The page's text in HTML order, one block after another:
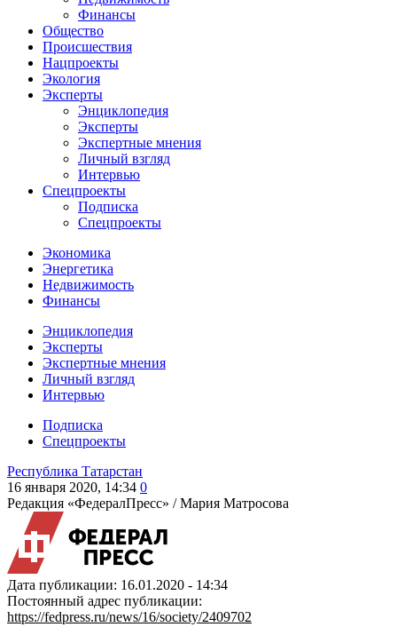
Финансы
Общество
Происшествия
Нацпроекты
Экология
Эксперты
Энциклопедия
Эксперты
Экспертные мнения
Личный взгляд
Интервью
Спецпроекты
Подписка
Спецпроекты
Экономика
Энергетика
Недвижимость
Финансы
Энциклопедия
Эксперты
Экспертные мнения
Личный взгляд
Интервью
Подписка
Спецпроекты
Республика Татарстан
16 января 2020, 14:34 0
Редакция «ФедералПресс» /Мария Матросова
Дата публикации: 16.01.2020 - 14:34
Постоянный адрес публикации:
https://fedpress.ru/news/16/society/2409702